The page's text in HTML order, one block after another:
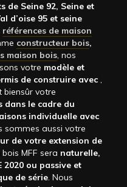
de Seine 92, Seine et
d’oise 95 et seine
références de maison
constructeur bois,
maison bois, nos
votre modèle et
de construire avec ,
biensûr votre
dans le cadre du
individuelle avec
sommes aussi votre
de votre extension de
MFF sera naturelle,
2020 ou passive et
de série. Nous